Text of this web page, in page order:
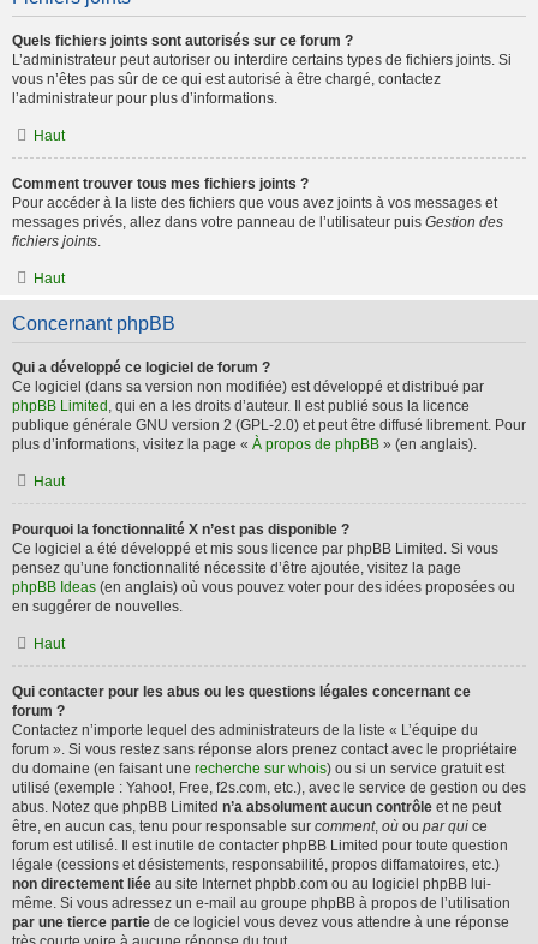
Quels fichiers joints sont autorisés sur ce forum ?
L’administrateur peut autoriser ou interdire certains types de fichiers joints. Si
vous n’êtes pas sûr de ce qui est autorisé à être chargé, contactez
l’administrateur pour plus d’informations.
Haut
Comment trouver tous mes fichiers joints ?
Pour accéder à la liste des fichiers que vous avez joints à vos messages et
messages privés, allez dans votre panneau de l’utilisateur puis Gestion des
fichiers joints.
Haut
Concernant phpBB
Qui a développé ce logiciel de forum ?
Ce logiciel (dans sa version non modifiée) est développé et distribué par
phpBB Limited , qui en a les droits d’auteur. Il est publié sous la licence
publique générale GNU version 2 (GPL-2.0) et peut être diffusé librement. Pour
plus d’informations, visitez la page « À propos de phpBB » (en anglais).
Haut
Pourquoi la fonctionnalité X n’est pas disponible ?
Ce logiciel a été développé et mis sous licence par phpBB Limited. Si vous
pensez qu’une fonctionnalité nécessite d’être ajoutée, visitez la page
phpBB Ideas (en anglais) où vous pouvez voter pour des idées proposées ou
en suggérer de nouvelles.
Haut
Qui contacter pour les abus ou les questions légales concernant ce
forum ?
Contactez n’importe lequel des administrateurs de la liste « L’équipe du
forum ». Si vous restez sans réponse alors prenez contact avec le propriétaire
du domaine (en faisant une recherche sur whois) ou si un service gratuit est
utilisé (exemple : Yahoo!, Free, f2s.com, etc.), avec le service de gestion ou des
abus. Notez que phpBB Limited n’a absolument aucun contrôle et ne peut
être, en aucun cas, tenu pour responsable sur comment, où ou par qui ce
forum est utilisé. Il est inutile de contacter phpBB Limited pour toute question
légale (cessions et désistements, responsabilité, propos diffamatoires, etc.)
non directement liée au site Internet phpbb.com ou au logiciel phpBB lui-
même. Si vous adressez un e-mail au groupe phpBB à propos de l’utilisation
par une tierce partie de ce logiciel vous devez vous attendre à une réponse